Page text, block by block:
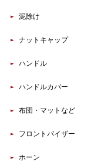
泥除け
ナットキャップ
ハンドル
ハンドルカバー
布団・マットなど
フロントバイザー
ホーン